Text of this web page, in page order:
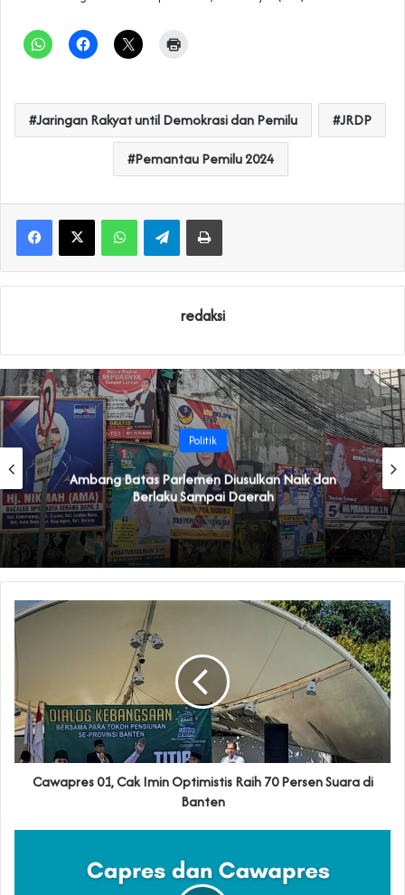
Jaringan Rakyat until Demokrasi dan Pemilu JRDP
Pemantau Pemilu 2024
WhatsAppTelegramPrint
redaksi
Politik
Ambang Batas Parlemen Diusulkan Naik dan
Berlaku Sampai Daerah
Cawapres 01, Cak Imin Optimistis Raih 70 Persen Suara di
Banten